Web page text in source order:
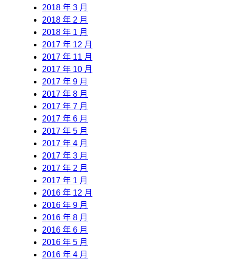
2018 年 3 月
2018 年 2 月
2018 年 1 月
2017 年 12 月
2017 年 11 月
2017 年 10 月
2017 年 9 月
2017 年 8 月
2017 年 7 月
2017 年 6 月
2017 年 5 月
2017 年 4 月
2017 年 3 月
2017 年 2 月
2017 年 1 月
2016 年 12 月
2016 年 9 月
2016 年 8 月
2016 年 6 月
2016 年 5 月
2016 年 4 月